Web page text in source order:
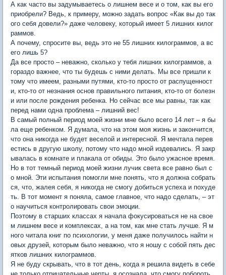
А как часто вы задумываетесь о лишнем весе и о том, как вы его
приобрели? Ведь, к примеру, можно задать вопрос «Как вы до так
ого себя довели?» даже человеку, который имеет 5 лишних килог
раммов.
А почему, спросите вы, ведь это не 55 лишних килограммов, а вс
его лишь 5?
Да все просто – неважно, сколько у тебя лишних килограммов, а
гораздо важнее, что ты будешь с ними делать. Мы все пришли к
тому что имеем, разными путями, кто-то просто от распущенност
и, кто-то от незнания основ правильного питания, кто-то от болезн
и или после рождения ребенка. Но сейчас все мы равны, так как
перед нами одна проблема – лишний вес!
В самый полный период моей жизни мне было всего 14 лет – я бы
ла еще ребенком. Я думала, что на этом моя жизнь и закончится,
что она никогда не будет веселой и интересной. Я мечтала перев
естись в другую школу, потому что надо мной издевались. Я закр
ывалась в комнате и плакала от обиды. Это было ужасное время.
Но в тот темный период моей жизни лучик света все равно был с
о мной. Эти испытания помогли мне понять, что я должна собрать
ся, что, жалея себя, я никогда не смогу добиться успеха и похуде
ть. В тот момент я поняла, самое главное, что надо сделать, – эт
о научиться контролировать свои эмоции.
Поэтому в старших классах я начала фокусироваться не на свое
м лишнем весе и комплексах, а на том, как мне стать лучше. Я м
ного читала книг по психологии, у меня даже получилось найти н
овых друзей, которым было неважно, что я ношу с собой пять дес
ятков лишних килограммов.
Я не буду скрывать, что в тот день, когда я решила видеть в себе